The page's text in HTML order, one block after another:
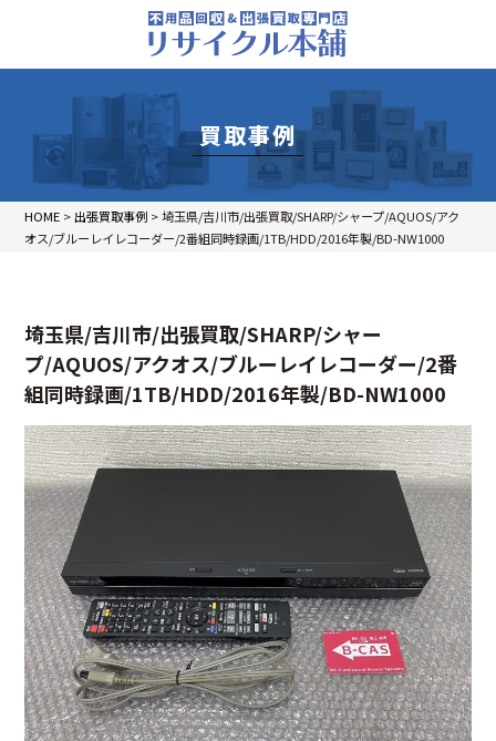
買取事例
HOME > 出張買取事例 >埼玉県/吉川市/出張買取/SHARP/シャープ/AQUOS/アク
オス/ブルーレイレコーダー/2番組同時録画/1TB/HDD/2016年製/BD-NW1000
埼玉県/吉川市/出張買取/SHARP/シャー
プ/AQUOS/アクオス/ブルーレイレコーダー/2番
組同時録画/1TB/HDD/2016年製/BD-NW1000